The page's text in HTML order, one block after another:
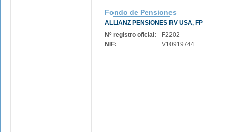
Fondo de Pensiones
ALLIANZ PENSIONES RV USA, FP
Nº registro oficial:
F2202
NIF:
V10919744